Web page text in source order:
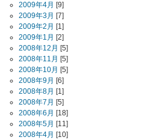
2009年4月 [9]
2009年3月 [7]
2009年2月 [1]
2009年1月 [2]
2008年12月 [5]
2008年11月 [5]
2008年10月 [5]
2008年9月 [6]
2008年8月 [1]
2008年7月 [5]
2008年6月 [18]
2008年5月 [11]
2008年4月 [10]